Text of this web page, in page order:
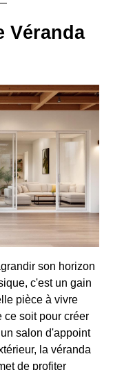
Véranda
son horizon
c'est un gain
pièce à vivre
ce soit pour créer
salon d'appoint
la véranda
de profiter